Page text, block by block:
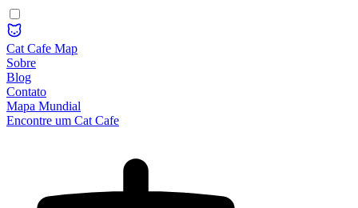
Cat Cafe Map
Sobre
Blog
Contato
Mapa Mundial
Encontre um Cat Cafe